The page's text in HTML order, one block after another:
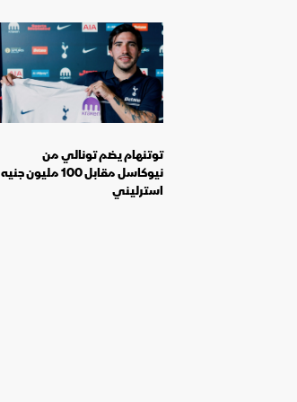
توتنهام يضم تونالي من
نيوكاسل مقابل 100 مليون جنيه
استرليني